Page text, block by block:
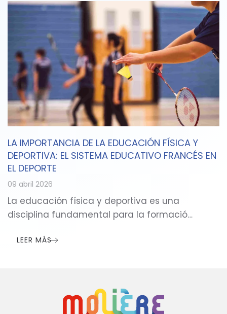
LA IMPORTANCIA DE LA EDUCACIÓN FÍSICA Y
DEPORTIVA: EL SISTEMA EDUCATIVO FRANCÉS EN
EL DEPORTE
09 abril 2026
La educación física y deportiva es una
disciplina fundamental para la formació…
LEER MÁS